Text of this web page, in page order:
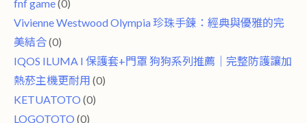
fnf game(0)
Vivienne Westwood Olympia 珍珠手鍊：經典與優雅的完
美結合(0)
IQOS ILUMA I 保護套+門罩 狗狗系列推薦｜完整防護讓加
熱菸主機更耐用 (0)
KETUATOTO (0)
LOGOTOTO (0)